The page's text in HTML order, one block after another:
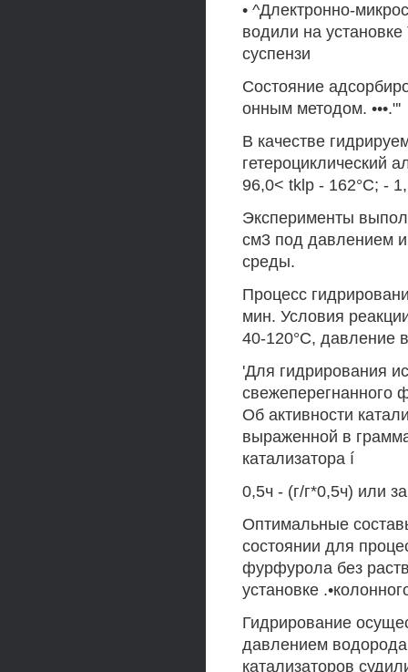
• ^Длектронно-
водили на
суспензи
Состояние
онным методом. •••."'
В качестве
гетероциклический
96,0< tklp - 162°С; -
Эксперименты
см3 под давлением
среды.
Процесс
мин. Условия
40-120°С, давление
'Для гидрирования
свежеперегнанного
Об активности
выраженной в
катализатора í
0,5ч - (г/г*0,5ч) или
Оптимальные
состоянии для
фурфурола без
установке
Гидрирование
давлением
катализаторов